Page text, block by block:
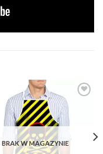
BRAK W MAGAZYNIE